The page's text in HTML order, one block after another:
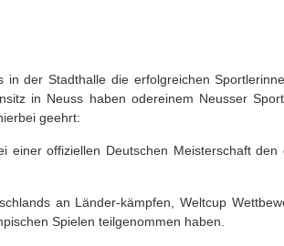
der Stadthalle die erfolgreichen
in Neuss haben odereinem Neusser
geehrt:
einer offiziellen Deutschen Meisterschaft den
an Länder-kämpfen, Weltcup
Spielen teilgenommen haben.